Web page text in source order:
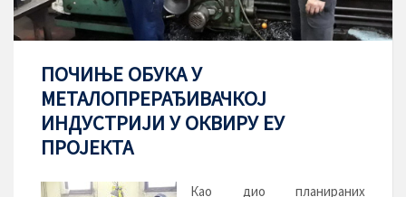
ПОЧИЊЕ ОБУКА У
МЕТАЛОПРЕРАЂИВАЧКОЈ
ИНДУСТРИЈИ У ОКВИРУ ЕУ
ПРОЈЕКТА
Као дио планираних